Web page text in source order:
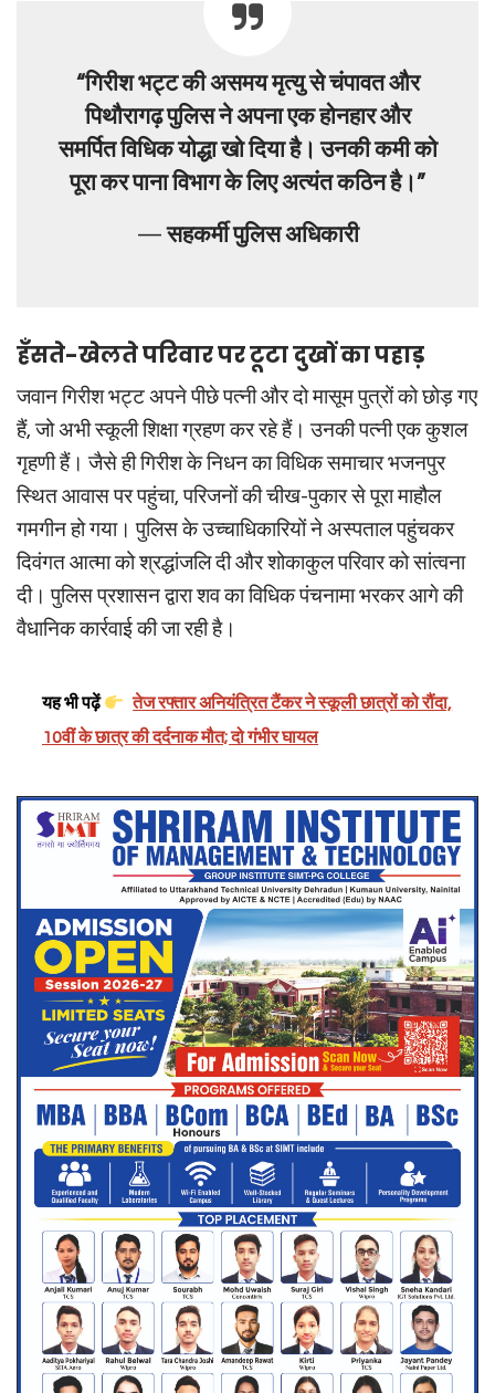
“गिरीश भट्ट की असमय मृत्यु से चंपावत और
पिथौरागढ़ पुलिस ने अपना एक होनहार और
समर्पित विधिक योद्धा खो दिया है। उनकी कमी को
पूरा कर पाना विभाग के लिए अत्यंत कठिन है।”
—सहकर्मी पुलिस अधिकारी
हँसते-खेलते परिवार पर टूटा दुखों का पहाड़
जवान गिरीश भट्ट अपने पीछे पत्नी और दो मासूम पुत्रों को छोड़ गए
हैं, जो अभी स्कूली शिक्षा ग्रहण कर रहे हैं। उनकी पत्नी एक कुशल
गृहणी हैं। जैसे ही गिरीश के निधन का विधिक समाचार भजनपुर
स्थित आवास पर पहुंचा, परिजनों की चीख-पुकार से पूरा माहौल
गमगीन हो गया। पुलिस के उच्चाधिकारियों ने अस्पताल पहुंचकर
दिवंगत आत्मा को श्रद्धांजलि दी और शोकाकुल परिवार को सांत्वना
दी। पुलिस प्रशासन द्वारा शव का विधिक पंचनामा भरकर आगे की
वैधानिक कार्रवाई की जा रही है।
यह भी पढ़ें
तेज रफ्तार अनियंत्रित टैंकर ने स्कूली छात्रों को रौंदा,
10वीं के छात्र की दर्दनाक मौत; दो गंभीर घायल